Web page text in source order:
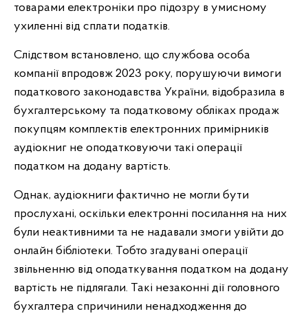
товарами електроніки про підозру в умисному
ухиленні від сплати податків.
Слідством встановлено, що службова особа
компанії впродовж 2023 року, порушуючи вимоги
податкового законодавства України, відобразила в
бухгалтерському та податковому обліках продаж
покупцям комплектів електронних примірників
аудіокниг не оподатковуючи такі операції
податком на додану вартість.
Однак, аудіокниги фактично не могли бути
прослухані, оскільки електронні посилання на них
були неактивними та не надавали змоги увійти до
онлайн бібліотеки. Тобто згадувані операції
звільненню від оподаткування податком на додану
вартість не підлягали. Такі незаконні дії головного
бухгалтера спричинили ненадходження до